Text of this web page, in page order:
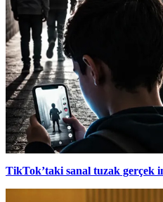
TikTok’taki sanal tuzak gerçek